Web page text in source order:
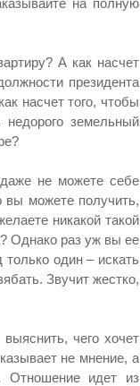
на полную
А как насчет
президента
насчет того, чтобы
земельный
не можете себе
вы можете получить,
никакой такой
Однако раз уж вы ее
только один – искать
Звучит жестко,
чего хочет
не мнение, а
Отношение идет из